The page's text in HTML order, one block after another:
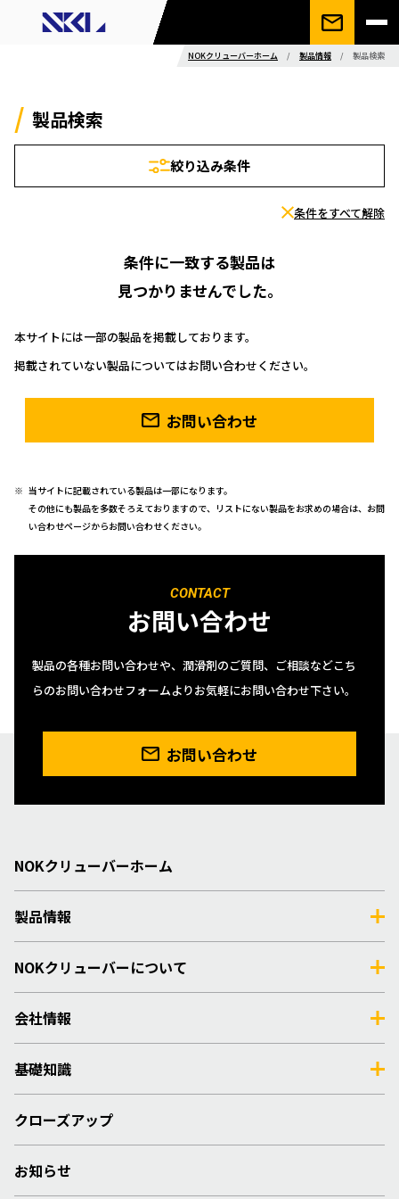
NOKクリューバーホーム / 製品情報 / 製品検索
製品検索
絞り込み条件
条件をすべて解除
条件に一致する製品は
見つかりませんでした。
本サイトには一部の製品を掲載しております。
掲載されていない製品についてはお問い合わせください。
お問い合わせ
当サイトに記載されている製品は一部になります。
その他にも製品を多数そろえておりますので、リストにない製品をお求めの場合は、お問
い合わせページからお問い合わせください。
CONTACT
お問い合わせ
製品の各種お問い合わせや、潤滑剤のご質問、ご相談などこち
らのお問い合わせフォームよりお気軽にお問い合わせ下さい。
お問い合わせ
NOKクリューバーホーム
製品情報
NOKクリューバーについて
会社情報
基礎知識
クローズアップ
お知らせ